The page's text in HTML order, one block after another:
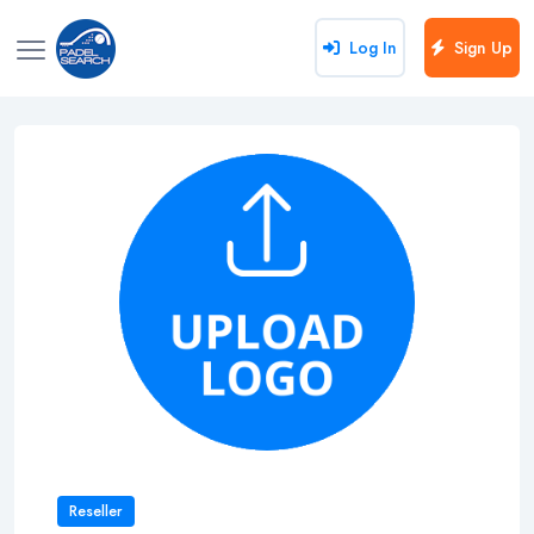
Log In Sign Up
Reseller